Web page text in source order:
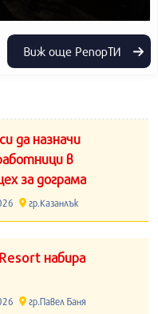
Виж още РепорТИ
да назначи
в
за дограма
гр.Казанлък
набира
гр.Павел Баня